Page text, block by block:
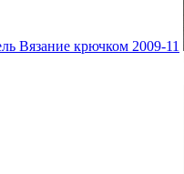
Вязание крючком 2009-11